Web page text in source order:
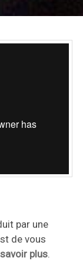
par une
de vous
plus.